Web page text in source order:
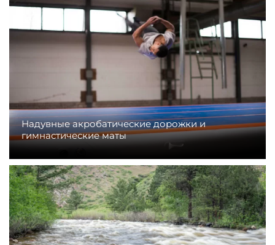
Надувные акробатические дорожки и
гимнастические маты